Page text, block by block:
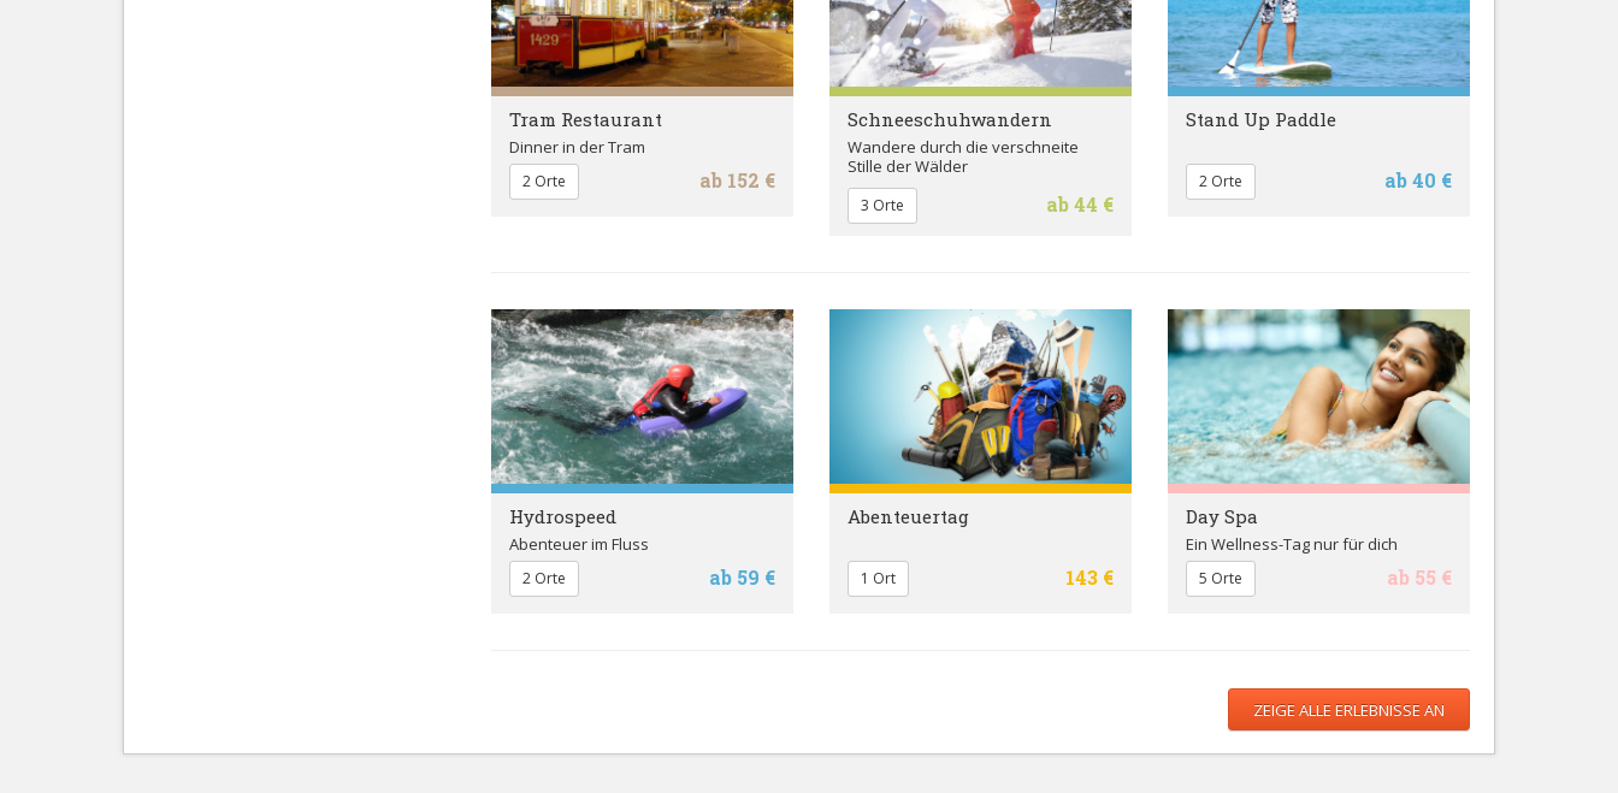
Tram Restaurant
Dinner in der Tram
ab 152 €
2 Orte
Schneeschuhwandern
Wandere durch die verschneite
Stille der Wälder
ab 44 €
3 Orte
Stand Up Paddle
ab 40 €
2 Orte
Hydrospeed
Abenteuer im Fluss
ab 59 €
2 Orte
Abenteuertag
143 €
1 Ort
Day Spa
Ein Wellness-Tag nur für dich
ab 55 €
5 Orte
ZEIGE ALLE ERLEBNISSE AN